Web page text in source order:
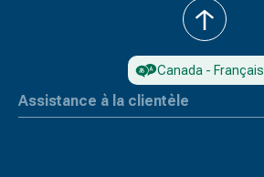
Assistance à la clientèle
Canada - Français
back
to
top